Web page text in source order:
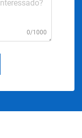
0/1000